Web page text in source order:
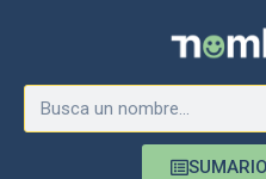
SUMARIO